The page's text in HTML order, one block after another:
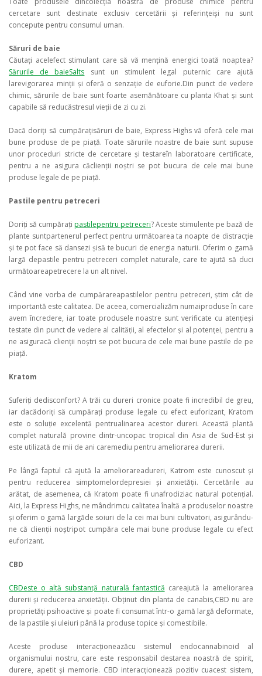
cercetare sunt destinate exclusiv cercetării și referințeiși nu sunt
concepute pentru consumul uman.
Săruri de baie
Căutați acelefect stimulant care să vă mențină energici toată noaptea?
Sărurile de baieSalts sunt un stimulent legal puternic care ajută
larevigorarea minții și oferă o senzație de euforie.Din punct de vedere
chimic, sărurile de baie sunt foarte asemănătoare cu planta Khat și sunt
capabile să reducăstresul vieții de zi cu zi.
Dacă doriți să cumpărațisăruri de baie, Express Highs vă oferă cele mai
bune produse de pe piață. Toate sărurile noastre de baie sunt supuse
unor proceduri stricte de cercetare și testareîn laboratoare certificate,
pentru a ne asigura căclienții noștri se pot bucura de cele mai bune
produse legale de pe piață.
Pastile pentru petreceri
Doriți să cumpărați pastilepentru petreceri? Aceste stimulente pe bază de
plante suntpartenerul perfect pentru următoarea ta noapte de distracție
și te pot face să dansezi șisă te bucuri de energia naturii. Oferim o gamă
largă depastile pentru petreceri complet naturale, care te ajută să duci
următoareapetrecere la un alt nivel.
Când vine vorba de cumpărareapastilelor pentru petreceri, știm cât de
importantă este calitatea. De aceea, comercializăm numaiproduse în care
avem încredere, iar toate produsele noastre sunt verificate cu atențieși
testate din punct de vedere al calității, al efectelor și al potenței, pentru a
ne asiguracă clienții noștri se pot bucura de cele mai bune pastile de pe
piață.
Kratom
Suferiți dedisconfort? A trăi cu dureri cronice poate fi incredibil de greu,
iar dacădoriți să cumpărați produse legale cu efect euforizant, Kratom
este o soluție excelentă pentrualinarea acestor dureri. Această plantă
complet naturală provine dintr-uncopac tropical din Asia de Sud-Est și
este utilizată de mii de ani caremediu pentru ameliorarea durerii.
Pe lângă faptul că ajută la ameliorareadureri, Katrom este cunoscut și
pentru reducerea simptomelordepresiei și anxietății. Cercetările au
arătat, de asemenea, că Kratom poate fi unafrodiziac natural potențial.
Aici, la Express Highs, ne mândrimcu calitatea înaltă a produselor noastre
și oferim o gamă largăde soiuri de la cei mai buni cultivatori, asigurându-
ne că clienții noștripot cumpăra cele mai bune produse legale cu efect
euforizant.
CBD
CBDeste o altă substanță naturală fantastică careajută la ameliorarea
durerii și reducerea anxietății. Obținut din planta de canabis,CBD nu are
proprietăți psihoactive și poate fi consumat într-o gamă largă deformate,
de la pastile și uleiuri până la produse topice și comestibile.
Aceste produse interacționeazăcu sistemul endocannabinoid al
organismului nostru, care este responsabil destarea noastră de spirit,
durere, apetit și memorie. CBD interacționează pozitiv cuacest sistem,